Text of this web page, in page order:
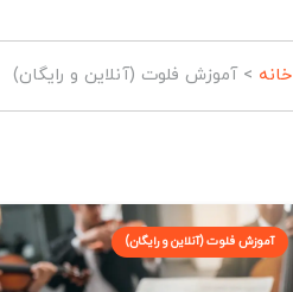
خانه >آموزش فلوت (آنلاین و رایگان)
آموزش فلوت (آنلاین و رایگان)